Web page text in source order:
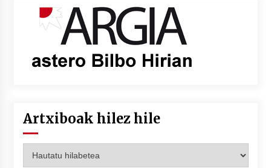
Artxiboak hilez hile
hilez